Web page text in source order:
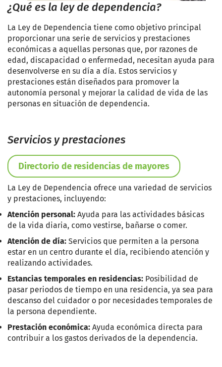
¿Qué es la ley de dependencia?
La Ley de Dependencia tiene como objetivo principal
proporcionar una serie de servicios y prestaciones
económicas a aquellas personas que, por razones de
edad, discapacidad o enfermedad, necesitan ayuda para
desenvolverse en su día a día. Estos servicios y
prestaciones están diseñados para promover la
autonomía personal y mejorar la calidad de vida de las
personas en situación de dependencia.
Servicios y prestaciones
Directorio de residencias de mayores
La Ley de Dependencia ofrece una variedad de servicios
y prestaciones, incluyendo:
Atención personal: Ayuda para las actividades básicas
de la vida diaria, como vestirse, bañarse o comer.
Atención de día: Servicios que permiten a la persona
estar en un centro durante el día, recibiendo atención y
realizando actividades.
Estancias temporales en residencias: Posibilidad de
pasar periodos de tiempo en una residencia, ya sea para
descanso del cuidador o por necesidades temporales de
la persona dependiente.
Prestación económica: Ayuda económica directa para
contribuir a los gastos derivados de la dependencia.